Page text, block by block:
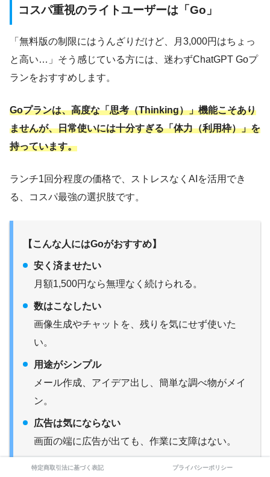
コスパ重視のライトユーザーは「Go」
「無料版の制限にはうんざりだけど、月3,000円はちょっ
と高い…」そう感じている方には、迷わずChatGPT Goプ
ランをおすすめします。
Goプランは、高度な「思考（Thinking）」機能こそあり
ませんが、日常使いには十分すぎる「体力（利用枠）」を
持っています。
ランチ1回分程度の価格で、ストレスなくAIを活用でき
る、コスパ最強の選択肢です。
【こんな人にはGoがおすすめ】
安く済ませたい
月額1,500円なら無理なく続けられる。
数はこなしたい
画像生成やチャットを、残りを気にせず使いた
い。
用途がシンプル
メール作成、アイデア出し、簡単な調べ物がメイ
ン。
広告は気にならない
画面の端に広告が出ても、作業に支障はない。
特定商取引法に基づく表記 プライバシーポリシー